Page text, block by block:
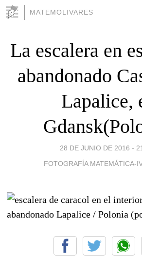
MATEMOLIVARES
La escalera en
abandonado
Lapalice,
28 DE JUNIO DE 2016 -
FOTOGRAFÍA MATEMÁTICA-